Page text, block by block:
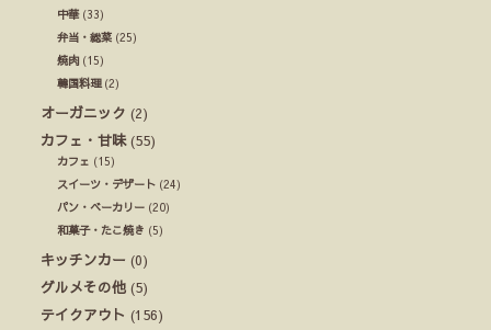
中華(33)
弁当・総菜 (25)
焼肉 (15)
韓国料理(2)
オーガニック (2)
カフェ・甘味(55)
カフェ (15)
スイーツ・デザート (24)
パン・ベーカリー (20)
和菓子・たこ焼き (5)
キッチンカー (0)
グルメその他 (5)
テイクアウト (156)